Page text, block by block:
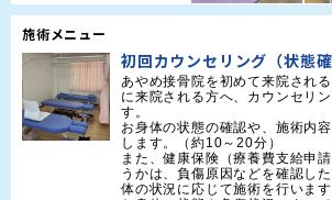
施術メニュー
初回カウンセリング（状態確
あやめ接骨院を初めて来院され
に来院される方へ、カウンセリ
す。
お身体の状態の確認や、施術内
します。（約10～20分）
また、健康保険（療養費支給申
うかは、負傷原因などを確認し
体の状況に応じて施術を行います